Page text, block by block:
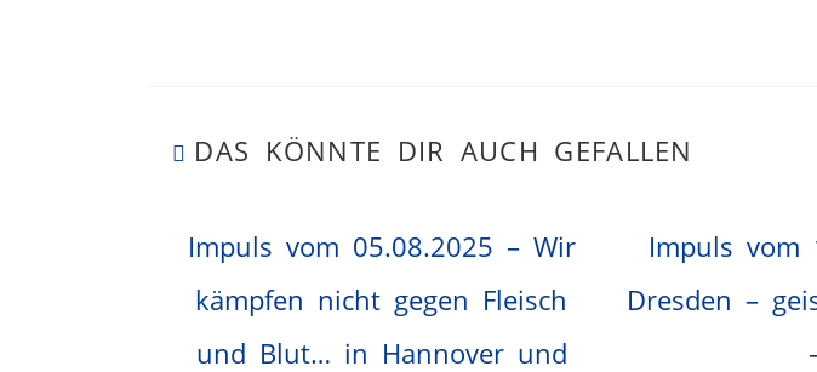
DAS KÖNNTE DIR AUCH GEFALLEN
Impuls vom 05.08.2025 – Wir
kämpfen nicht gegen Fleisch
und Blut… in Hannover und
Impuls vom
Dresden –